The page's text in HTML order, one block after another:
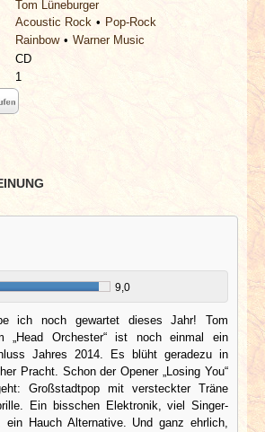
Tom Lüneburger
Acoustic Rock
Pop-Rock
Rainbow
Warner Music
CD
1
9,0
ich noch gewartet dieses Jahr! Tom
„Head Orchester“ ist noch einmal ein
Jahres 2014. Es blüht geradezu in
Pracht. Schon der Opener „Losing You“
Großstadtpop mit versteckter Träne
Ein bisschen Elektronik, viel Singer-
ein Hauch Alternative. Und ganz ehrlich,